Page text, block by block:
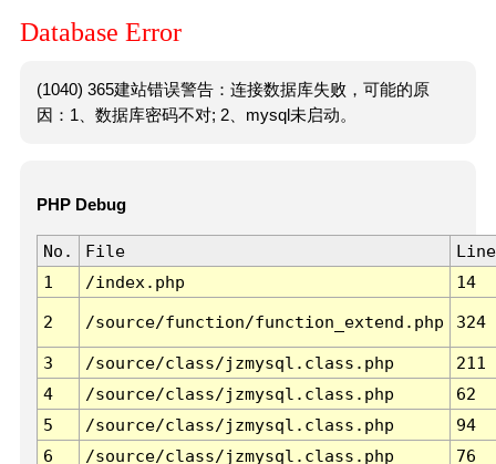
Database Error
(1040) 365建站错误警告：连接数据库失败，可能的原
因：1、数据库密码不对; 2、mysql未启动。
PHP Debug
No. File
Line
1
/index.php 14
2 /source/function/function_extend.php 324
3 /source/class/jzmysql.class.php
211
4
/source/class/jzmysql.class.php
62
5
/source/class/jzmysql.class.php
94
6
/source/class/jzmysql.class.php 76